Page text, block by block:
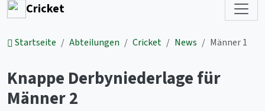
Cricket
Startseite Abteilungen Cricket News Männer 1
Knappe Derbyniederlage für
Männer 2